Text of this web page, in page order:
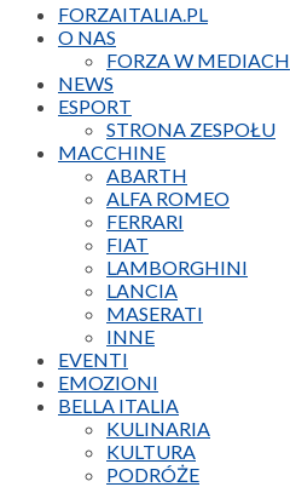
FORZAITALIA.PL
O NAS
FORZA W MEDIACH
NEWS
ESPORT
STRONA ZESPOŁU
MACCHINE
ABARTH
ALFA ROMEO
FERRARI
FIAT
LAMBORGHINI
LANCIA
MASERATI
INNE
EVENTI
EMOZIONI
BELLA ITALIA
KULINARIA
KULTURA
PODRÓŻE